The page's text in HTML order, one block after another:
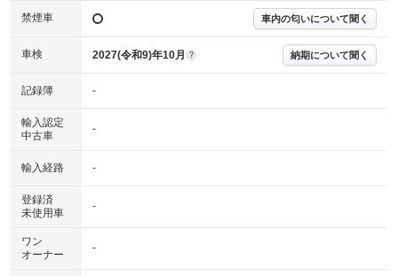
※実際にお渡しするコンディションチェックシートにつきましては、形式
および表示項目が異なる場合がございます。
す。車両情報等の詳細は各販売店へお問い合わせ下さい。
禁煙車 車内の匂いについて聞く
車検 2027(令和9)年10月 ? 納期について聞く
記録簿 -
輸入認定
中古車
-
輸入経路 -
登録済
未使用車
-
ワン
オーナー
-